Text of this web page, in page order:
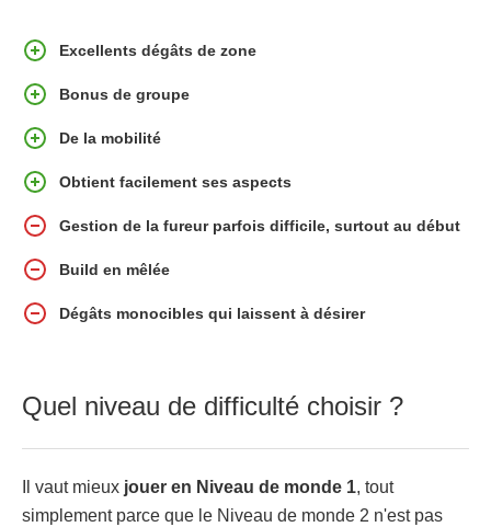
Excellents dégâts de zone
Bonus de groupe
De la mobilité
Obtient facilement ses aspects
Gestion de la fureur parfois difficile, surtout au début
Build en mêlée
Dégâts monocibles qui laissent à désirer
Quel niveau de difficulté choisir ?
Il vaut mieux jouer en Niveau de monde 1, tout
simplement parce que le Niveau de monde 2 n'est pas